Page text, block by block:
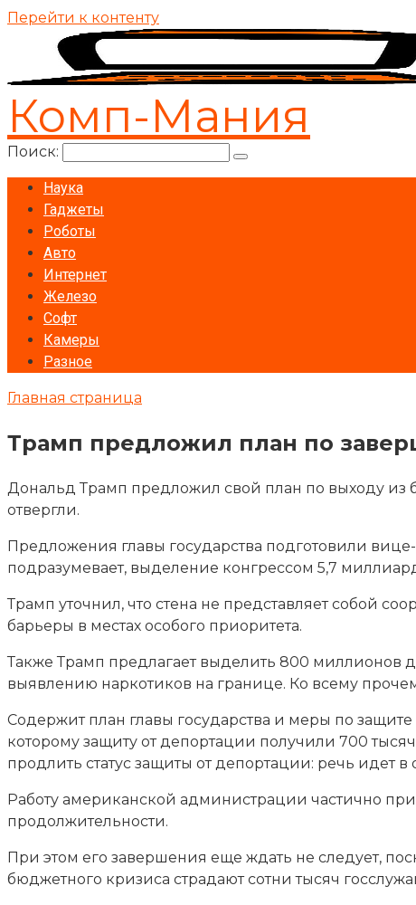
Перейти к контенту
Комп-Мания
Поиск:
Наука
Гаджеты
Роботы
Авто
Интернет
Железо
Софт
Камеры
Разное
Главная страница
Трамп предложил план по
Дональд Трамп предложил свой план по выходу из
отвергли.
Предложения главы государства подготовили
подразумевает, выделение конгрессом 5,7
Трамп уточнил, что стена не представляет собой
барьеры в местах особого приоритета.
Также Трамп предлагает выделить 800 миллионов
выявлению наркотиков на границе. Ко всему
Содержит план главы государства и меры по
которому защиту от депортации получили 700
продлить статус защиты от депортации: речь идет
Работу американской администрации частично
продолжительности.
При этом его завершения еще ждать не следует,
бюджетного кризиса страдают сотни тысяч